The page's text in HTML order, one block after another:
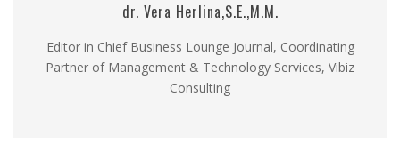
dr. Vera Herlina,S.E.,M.M.
Editor in Chief Business Lounge Journal, Coordinating
Partner of Management & Technology Services, Vibiz
Consulting